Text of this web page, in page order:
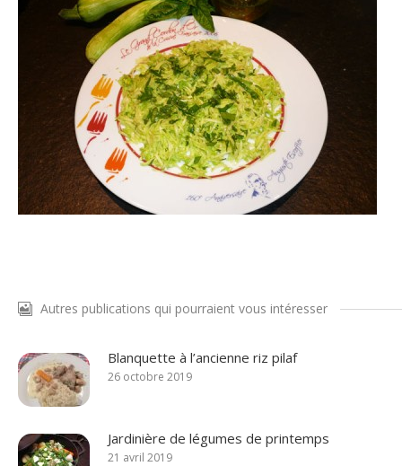
Autres publications qui pourraient vous intéresser
Blanquette à l’ancienne riz pilaf
26 octobre 2019
Jardinière de légumes de printemps
21 avril 2019